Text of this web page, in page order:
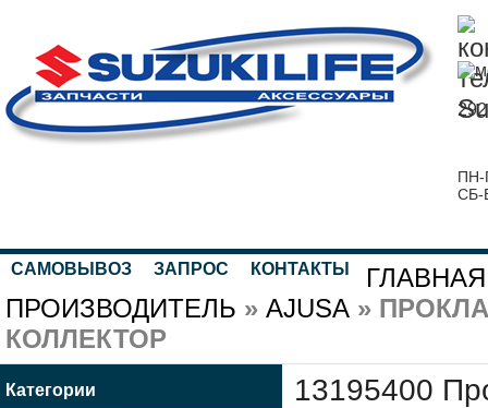
ПН-
СБ-
САМОВЫВОЗ ЗАПРОС КОНТАКТЫ ГЛАВНАЯ
ПРОИЗВОДИТЕЛЬ » AJUSA »
КОЛЛЕКТОР
13195400
Категории